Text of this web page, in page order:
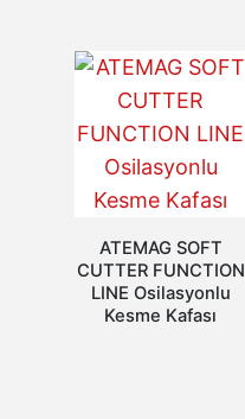
ATEMAG SOFT
CUTTER FUNCTION
LINE Osilasyonlu
Kesme Kafası